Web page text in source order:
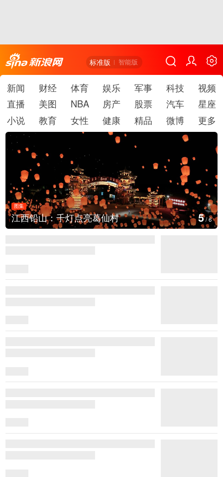
标准版 智能版
新闻 财经 体育 娱乐 军事 科技
视频
直播
美图 NBA 房产 股票 汽车
星座
小说
教育 女性 健康 精品 微博 更多
亮葛仙村
图集
上海：七彩稻田
6/6